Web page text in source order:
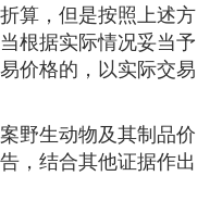
算，但是按照上述方
根据实际情况妥当予
价格的，以实际交易
生动物及其制品价
，结合其他证据作出